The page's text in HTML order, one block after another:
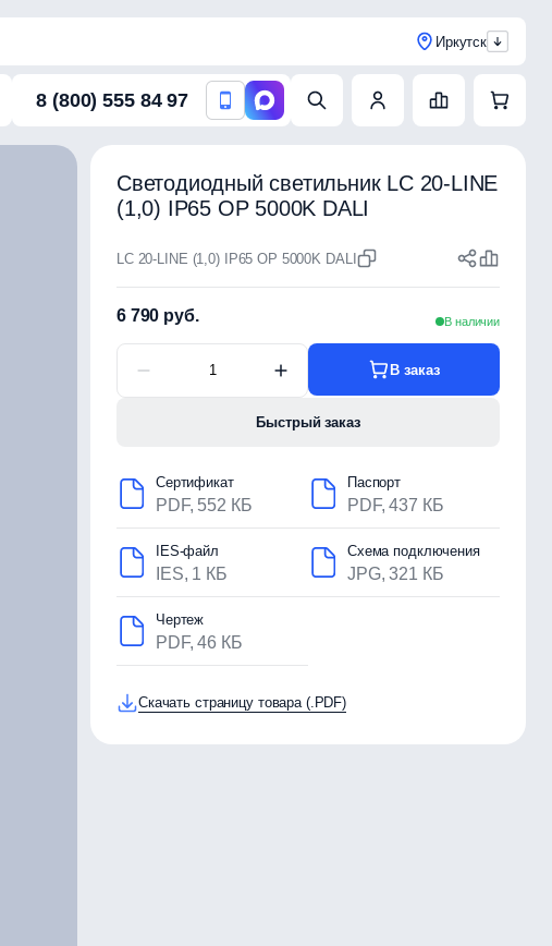
Иркутск
8 (800) 555 84 97
Светодиодный светильник LC 20-LINE
(1,0) IP65 OP 5000K DALI
LC 20-LINE (1,0) IP65 OP 5000K DALI
6 790 руб. В наличии
В заказ
Быстрый заказ
Сертификат
PDF, 552 КБ
Паспорт
PDF, 437 КБ
IES-файл
IES, 1 КБ
Схема подключения
JPG, 321 КБ
Чертеж
PDF, 46 КБ
Скачать страницу товара (.PDF)